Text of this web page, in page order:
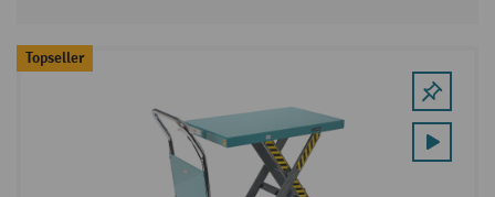
Topseller